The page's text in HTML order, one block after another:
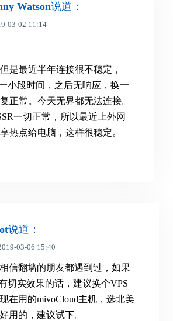
Watson说道：
03-02 11:14
是最近半年连接很不稳定，
小段时间，之后无响应，换一
正常。今天无界都无法连接。
一切正常，所以最近上外网
热点给电脑，这样很稳定。
说道：
03-06 15:40
信翻墙的朋友都遇到过，如果
切实效果的话，建议换个VPS
在用的mivoCloud主机，选北美
用的，建议试下。